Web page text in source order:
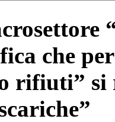
che
rifiuti”